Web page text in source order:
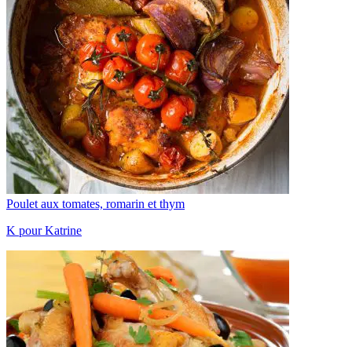
Poulet aux tomates, romarin et thym
K pour Katrine